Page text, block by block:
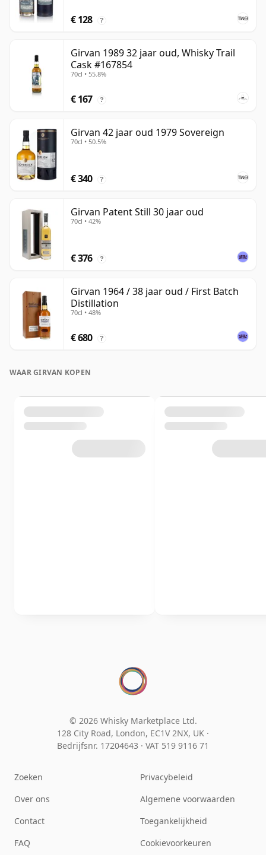
€ 128 ?
Girvan 1989 32 jaar oud, Whisky Trail
Cask #167854
70cl • 55.8%
€ 167 ?
Girvan 42 jaar oud 1979 Sovereign
70cl • 50.5%
€ 340 ?
Girvan Patent Still 30 jaar oud
70cl • 42%
€ 376 ?
Girvan 1964 / 38 jaar oud / First Batch
Distillation
70cl • 48%
€ 680 ?
WAAR GIRVAN KOPEN
© 2026 Whisky Marketplace Ltd.
128 City Road, London, EC1V 2NX, UK ·
Bedrijfsnr. 17204643 · VAT 519 9116 71
Zoeken
Over ons
Contact
FAQ
Privacybeleid
Algemene voorwaarden
Toegankelijkheid
Cookievoorkeuren